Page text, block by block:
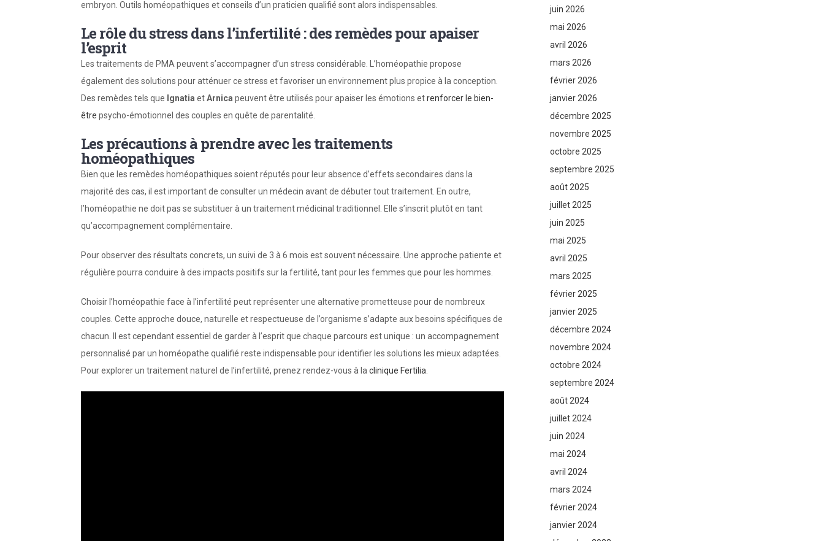
embryon. Outils homéopathiques et conseils d’un praticien qualifié sont alors indispensables.
Le rôle du stress dans l’infertilité : des remèdes pour apaiser
l’esprit
Les traitements de PMA peuvent s’accompagner d’un stress considérable. L’homéopathie propose
également des solutions pour atténuer ce stress et favoriser un environnement plus propice à la conception.
Des remèdes tels que Ignatia etArnica peuvent être utilisés pour apaiser les émotions etrenforcer le bien-
être psycho-émotionnel des couples en quête de parentalité.
Les précautions à prendre avec les traitements
homéopathiques
Bien que les remèdes homéopathiques soient réputés pour leur absence d’effets secondaires dans la
majorité des cas, il est important de consulter un médecin avant de débuter tout traitement. En outre,
l’homéopathie ne doit pas se substituer à un traitement médicinal traditionnel. Elle s’inscrit plutôt en tant
qu’accompagnement complémentaire.
Pour observer des résultats concrets, un suivi de 3 à 6 mois est souvent nécessaire. Une approche patiente et
régulière pourra conduire à des impacts positifs sur la fertilité, tant pour les femmes que pour les hommes.
Choisir l’homéopathie face à l’infertilité peut représenter une alternative prometteuse pour de nombreux
couples. Cette approche douce, naturelle et respectueuse de l’organisme s’adapte aux besoins spécifiques de
chacun. Il est cependant essentiel de garder à l’esprit que chaque parcours est unique : un accompagnement
personnalisé par un homéopathe qualifié reste indispensable pour identifier les solutions les mieux adaptées.
Pour explorer un traitement naturel de l’infertilité, prenez rendez-vous à la clinique Fertilia
juin 2026
mai 2026
avril 2026
mars 2026
février 2026
janvier 2026
décembre 2025
novembre 2025
octobre 2025
septembre 2025
août 2025
juillet 2025
juin 2025
mai 2025
avril 2025
mars 2025
février 2025
janvier 2025
décembre 2024
novembre 2024
octobre 2024
septembre 2024
août 2024
juillet 2024
juin 2024
mai 2024
avril 2024
mars 2024
février 2024
janvier 2024